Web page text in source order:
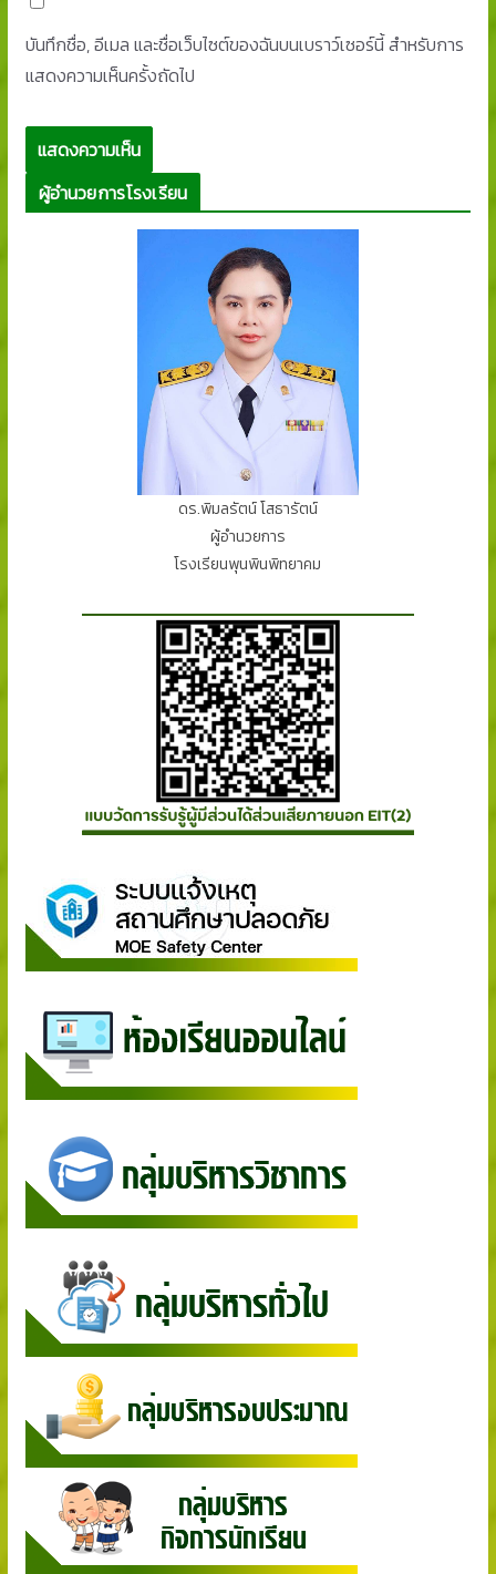
บันทึกชื่อ, อีเมล และชื่อเว็บไซต์ของฉันบนเบราว์เซอร์นี้ สำหรับการ
แสดงความเห็นครั้งถัดไป
ผู้อำนวยการโรงเรียน
ดร.พิมลรัตน์ โสธารัตน์
ผู้อำนวยการ
โรงเรียนพุนพินพิทยาคม